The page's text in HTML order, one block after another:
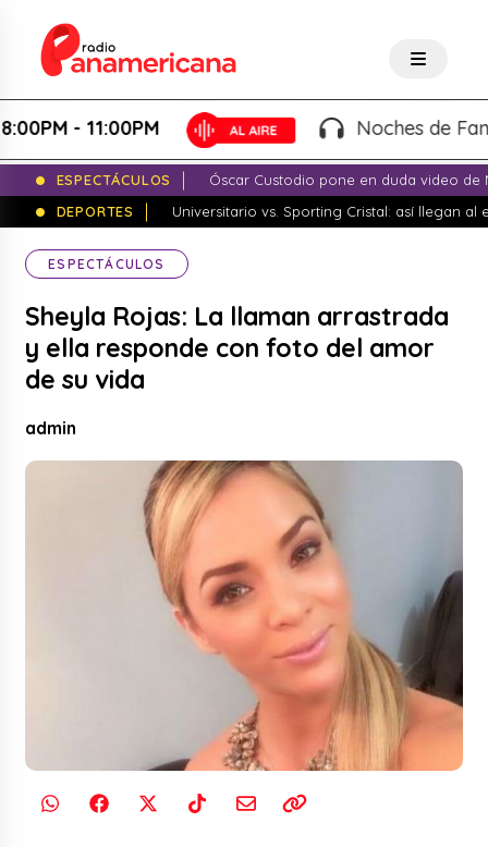
- 11:00PM Noches de
ESPECTÁCULOS
Óscar Custodio pone en duda video de
DEPORTES
Universitario vs. Sporting Cristal: así llegan al
ESPECTÁCULOS
Sheyla Rojas: La llaman arrastrada
y ella responde con foto del amor
de su vida
admin